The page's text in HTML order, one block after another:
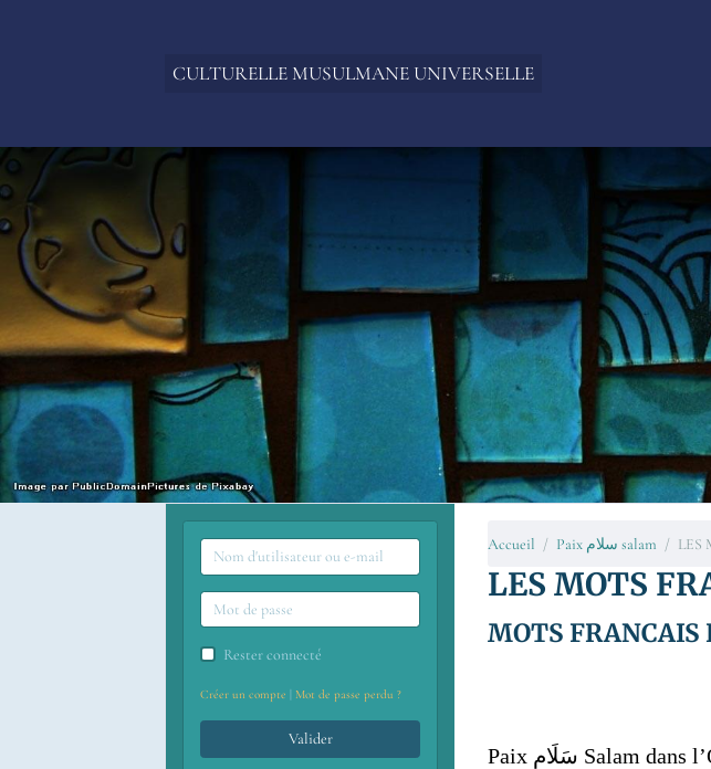
CULTURELLE MUSULMANE UNIVERSELLE
Accueil Paix سلام salam LES
LES MOTS
MOTS FRANCAIS
Rester connecté
Créer un compte | Mot de passe perdu ?
Valider